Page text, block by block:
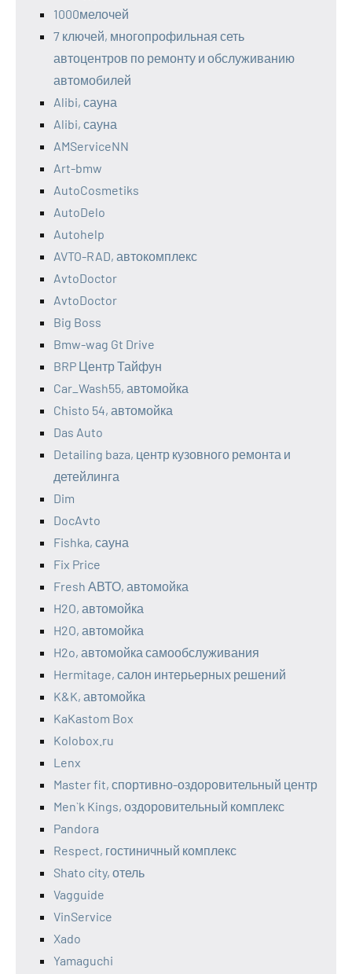
1000мелочей
7 ключей, многопрофильная сеть
автоцентров по ремонту и обслуживанию
автомобилей
Alibi, сауна
Alibi, сауна
AMServiceNN
Art-bmw
AutoCosmetiks
AutoDelo
Autohelp
AVTO-RAD, автокомплекс
AvtoDoctor
AvtoDoctor
Big Boss
Bmw-wag Gt Drive
BRP Центр Тайфун
Car_Wash55, автомойка
Chisto 54, автомойка
Das Auto
Detailing baza, центр кузовного ремонта и
детейлинга
Dim
DocAvto
Fishka, сауна
Fix Price
Fresh АВТО, автомойка
H2O, автомойка
H2O, автомойка
H2o, автомойка самообслуживания
Hermitage, салон интерьерных решений
K&K, автомойка
KaKastom Box
Kolobox.ru
Lenx
Master fit, спортивно-оздоровительный центр
Men`k Kings, оздоровительный комплекс
Pandora
Respect, гостиничный комплекс
Shato city, отель
Vagguide
VinService
Xado
Yamaguchi